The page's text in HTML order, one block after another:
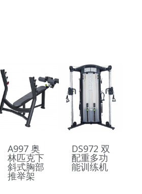
A997 奥
林匹克下
斜式胸部
推举架
DS972 双
配重多功
能训练机